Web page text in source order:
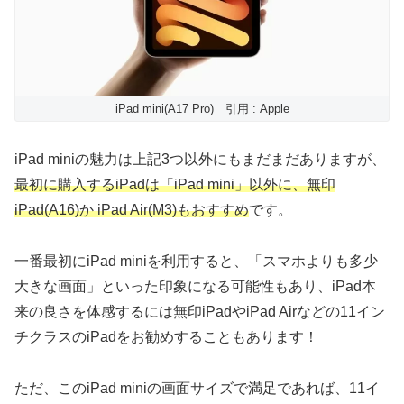
iPad mini(A17 Pro) 引用 : Apple
iPad miniの魅力は上記3つ以外にもまだまだありますが、
最初に購入するiPadは「iPad mini」以外に、無印
iPad(A16)か iPad Air(M3)もおすすめです。
一番最初にiPad miniを利用すると、「スマホよりも多少
大きな画面」といった印象になる可能性もあり、iPad本
来の良さを体感するには無印iPadやiPad Airなどの11イン
チクラスのiPadをお勧めすることもあります！
ただ、このiPad miniの画面サイズで満足であれば、11イ